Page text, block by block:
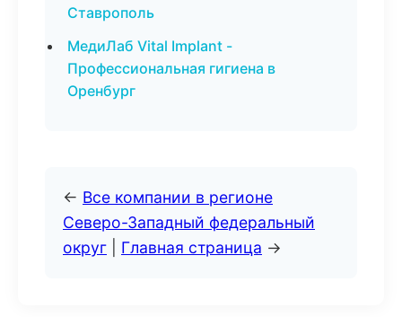
Ставрополь
МедиЛаб Vital Implant -
Профессиональная гигиена в
Оренбург
← Все компании в регионе
Северо-Западный федеральный
округ
Главная страница →